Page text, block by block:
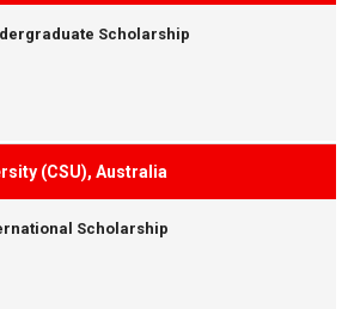
Scholarship
(CSU), Australia
Scholarship